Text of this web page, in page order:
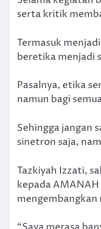
serta kritik
Termasuk
beretika menjadi
Pasalnya, etika
namun bagi
Sehingga jangan
sinetron saja,
Tazkiyah Izzati,
kepada